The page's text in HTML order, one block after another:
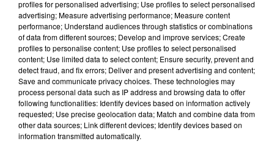
Le MuséoParc d’Alésia lance un
automne sportif
Après une saison estivale dense et
qui a connu une belle
fréquentation, le MuséoParc
d’Alésia lance sa programmation
profiles for personalised advertising; Use profiles to select personalised
advertising; Measure advertising performance; Measure content
performance; Understand audiences through statistics or combinations
of data from different sources; Develop and improve services; Create
profiles to personalise content; Use profiles to select personalised
content; Use limited data to select content; Ensure security, prevent and
detect fraud, and fix errors; Deliver and present advertising and content;
Save and communicate privacy choices. These technologies may
process personal data such as IP address and browsing data to offer
following functionalities: Identify devices based on information actively
requested; Use precise geolocation data; Match and combine data from
other data sources; Link different devices; Identify devices based on
information transmitted automatically.